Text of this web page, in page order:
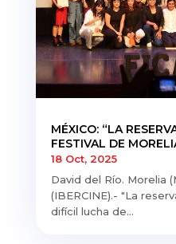
MÉXICO: “LA
FESTIVAL DE
18 Oct, 2025
David del Río. Morelia
(IBERCINE).- "La
difícil lucha de...